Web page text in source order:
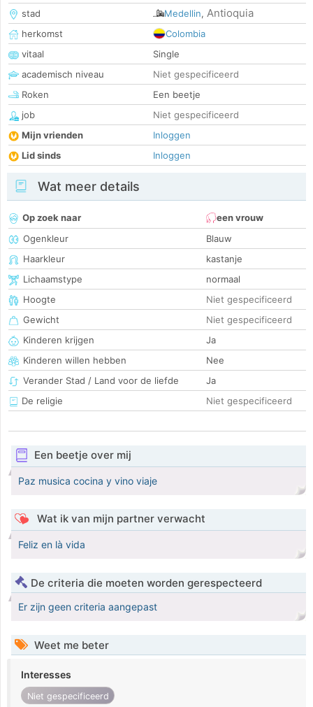
stad
Medellin, Antioquia
herkomst
Colombia
vitaal
Single
academisch niveau
Niet gespecificeerd
Roken
Een beetje
job
Niet gespecificeerd
Mijn vrienden
Inloggen
Lid sinds
Inloggen
Wat meer details
Op zoek naar
een vrouw
Ogenkleur
Blauw
Haarkleur
kastanje
Lichaamstype
normaal
Hoogte
Niet gespecificeerd
Gewicht
Niet gespecificeerd
Kinderen krijgen
Ja
Kinderen willen hebben
Nee
Verander Stad / Land voor de liefde
Ja
De religie
Niet gespecificeerd
Een beetje over mij
Paz musica cocina y vino viaje
Wat ik van mijn partner verwacht
Feliz en là vida
De criteria die moeten worden gerespecteerd
Er zijn geen criteria aangepast
Weet me beter
Interesses
Niet gespecificeerd